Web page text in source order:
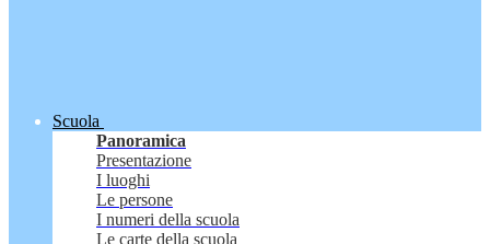
Scuola
Panoramica
Presentazione
I luoghi
Le persone
I numeri della scuola
Le carte della scuola